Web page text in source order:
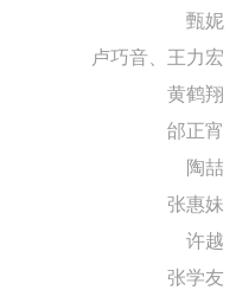
甄妮
卢巧音、王力宏
黄鹤翔
邰正宵
陶喆
张惠妹
许越
张学友